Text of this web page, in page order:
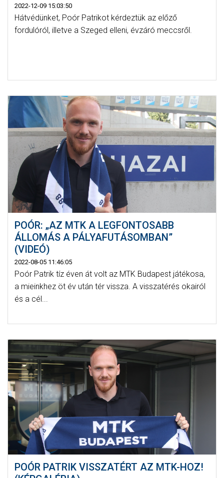
2022-12-09 15:03:50
Hátvédünket, Poór Patrikot kérdeztük az előző
fordulóról, illetve a Szeged elleni, évzáró meccsről.
POÓR: „AZ MTK A LEGFONTOSABB
ÁLLOMÁS A PÁLYAFUTÁSOMBAN”
(VIDEÓ)
2022-08-05 11:46:05
Poór Patrik tíz éven át volt az MTK Budapest játékosa,
a mieinkhez öt év után tér vissza. A visszatérés okairól
és a cél...
POÓR PATRIK VISSZATÉRT AZ MTK-HOZ!